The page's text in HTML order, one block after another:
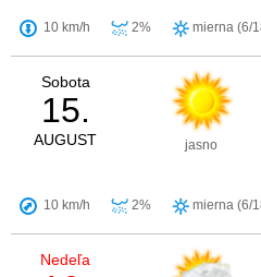
10 km/h 2% mierna (6/
Sobota
15.
AUGUST jasno
10 km/h 2% mierna (6/
Nedeľa